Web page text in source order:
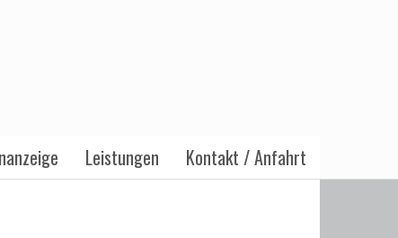
Leistungen Kontakt / Anfahrt